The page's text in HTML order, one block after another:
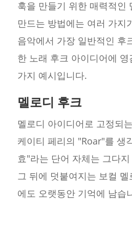
훅을 만들기 위한 매력적인
만드는 방법에는 여러 가지
음악에서 가장 일반적인 후
한 노래 후크 아이디어에
가지 예시입니다.
멜로디 후크
멜로디 아이디어로 고정되
케이티 페리의 "Roar"를 생
효"라는 단어 자체는 그다
그 뒤에 덧붙여지는 보컬
에도 오랫동안 기억에 남습